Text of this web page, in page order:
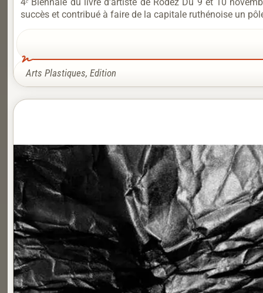
succès et contribué à faire de la capitale ruthénoise un
Arts Plastiques, Edition